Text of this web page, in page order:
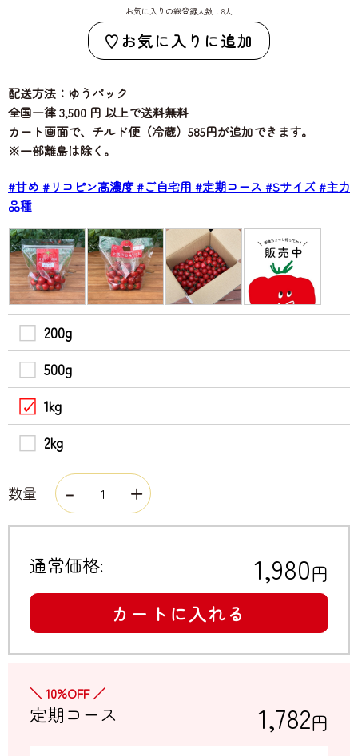
お気に入りの総登録人数：8人
お気に入りに追加
配送方法：ゆうパック
全国一律 3,500 円 以上で送料無料
カート画面で、チルド便（冷蔵）585円が追加できます。
※一部離島は除く。
#甘め #リコピン高濃度#ご自宅用 #定期コース #Sサイズ#主力
品種
200g
500g
1kg
2kg
数量
通常価格: 1,980円
カートに入れる
＼ 10%OFF ／
定期コース 1,782円